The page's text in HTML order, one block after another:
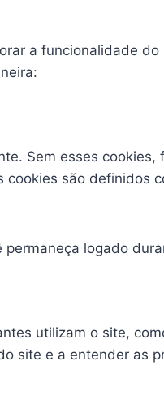
a funcionalidade
Sem esses
são definidos
logado
utilizam o site,
site e a entender as